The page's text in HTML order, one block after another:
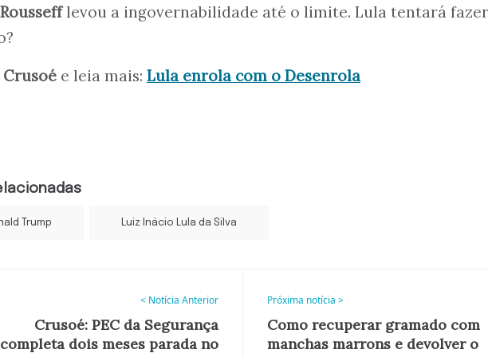
levou a ingovernabilidade até o limite. Lula tentará
Crusoé e leia mais: Lula enrola com o Desenrola
Trump Luiz Inácio Lula da Silva
< Notícia Anterior
Crusoé: PEC da Segurança
completa dois meses parada no
Próxima notícia >
Como recuperar gramado com
manchas marrons e devolver o